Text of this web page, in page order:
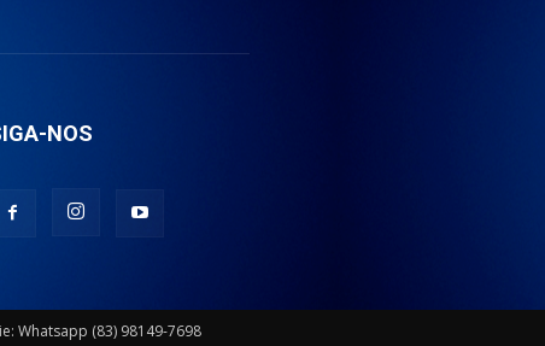
NOS
Whatsapp (83) 98149-7698